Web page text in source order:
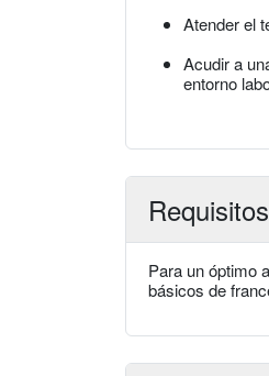
Atender el
Acudir a
entorno
Requisitos
Para un óptimo
básicos de